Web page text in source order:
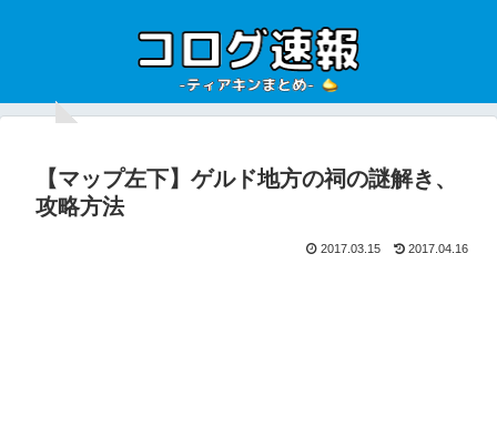
【マップ左下】ゲルド地方の祠の謎解き、
攻略方法
2017.03.15 2017.04.16